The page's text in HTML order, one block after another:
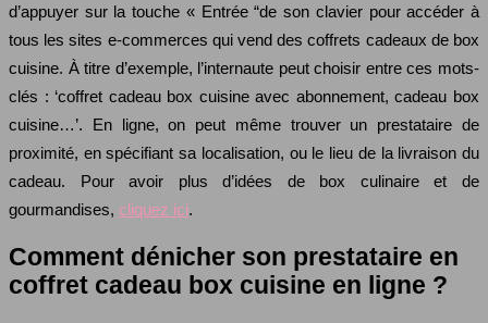
d’appuyer sur la touche « Entrée “de son clavier pour accéder à
tous les sites e-commerces qui vend des coffrets cadeaux de box
cuisine. À titre d’exemple, l’internaute peut choisir entre ces mots-
clés : ‘coffret cadeau box cuisine avec abonnement, cadeau box
cuisine…’. En ligne, on peut même trouver un prestataire de
proximité, en spécifiant sa localisation, ou le lieu de la livraison du
cadeau. Pour avoir plus d’idées de box culinaire et de
gourmandises, cliquez ici.
Comment dénicher son prestataire en
coffret cadeau box cuisine en ligne ?